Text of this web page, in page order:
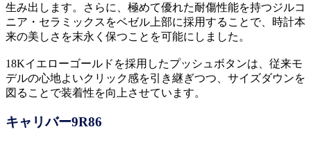
生み出します。さらに、極めて優れた耐傷性能を持つジルコ
ニア・セラミックスをベゼル上部に採用することで、時計本
来の美しさを末永く保つことを可能にしました。
18Kイエローゴールドを採用したプッシュボタンは、従来モ
デルの心地よいクリック感を引き継ぎつつ、サイズダウンを
図ることで装着性を向上させています。
キャリバー9R86